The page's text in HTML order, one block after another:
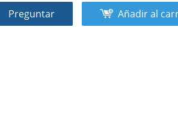
Preguntar Añadir al